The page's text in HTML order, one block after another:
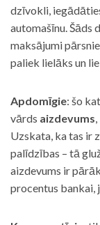
dzīvokli,
automašīnu. Šāds
maksājumi
paliek lielāks un
Apdomīgie: šo
vārds aizdevums,
Uzskata, ka tas ir
palīdzības – tā
aizdevums ir
procentus bankai,